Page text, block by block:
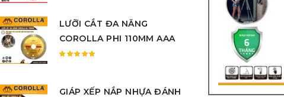
hạng
5.005
LƯỠI CẮT ĐA NĂNG
COROLLA PHI 110MM AAA
GIÁP XẾP NẮP NHỰA ĐÁNH